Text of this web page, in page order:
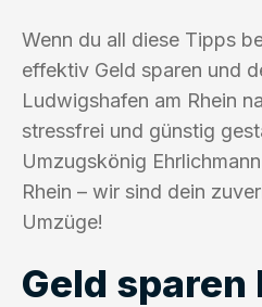
Wenn du all diese Tipps
effektiv Geld sparen und
Ludwigshafen am Rhein
stressfrei und günstig
Umzugskönig
Rhein – wir sind dein
Umzüge!
Geld sparen